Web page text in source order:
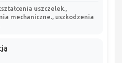
uszczelek.,
mechaniczne., uszkodzenia